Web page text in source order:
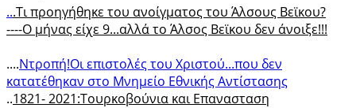
...Τι προηγήθηκε του ανοίγματος του Άλσους Βεϊκου?
----Ο μήνας είχε 9...αλλά το Άλσος Βεϊκου δεν άνοιξε!!!
....Ντροπή!Οι επιστολές του Χριστού...που δεν
κατατέθηκαν στο Μνημείο Εθνικής Αντίστασης
..1821- 2021:Toυρκοβούνια και Επανασταση